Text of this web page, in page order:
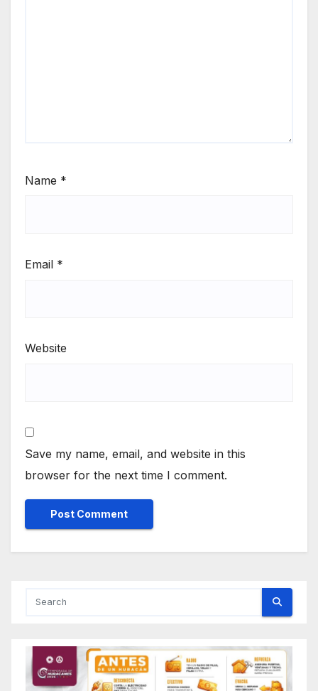
Name *
Email *
Website
Save my name, email, and website in this
browser for the next time I comment.